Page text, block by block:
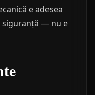
e adesea
siguranță — nu e